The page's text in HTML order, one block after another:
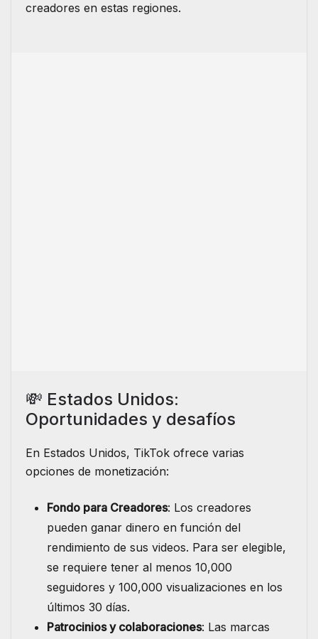
creadores en estas regiones.
💸 Estados Unidos:
Oportunidades y desafíos
En Estados Unidos, TikTok ofrece varias
opciones de monetización:
Fondo para Creadores: Los creadores
pueden ganar dinero en función del
rendimiento de sus videos. Para ser elegible,
se requiere tener al menos 10,000
seguidores y 100,000 visualizaciones en los
últimos 30 días.
Patrocinios y colaboraciones: Las marcas